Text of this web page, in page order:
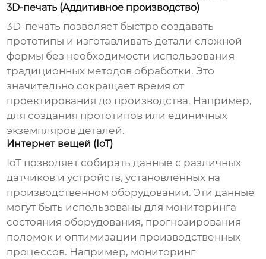
3D-печать (Аддитивное производство)
3D-печать позволяет быстро создавать
прототипы и изготавливать детали сложной
формы без необходимости использования
традиционных методов обработки. Это
значительно сокращает время от
проектирования до производства. Например,
для создания прототипов или единичных
экземпляров деталей.
Интернет вещей (IoT)
IoT позволяет собирать данные с различных
датчиков и устройств, установленных на
производственном оборудовании. Эти данные
могут быть использованы для мониторинга
состояния оборудования, прогнозирования
поломок и оптимизации производственных
процессов. Например, мониторинг